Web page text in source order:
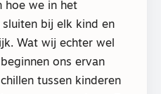
hoe we in het
bij elk kind en
Wat wij echter wel
ons ervan
tussen kinderen